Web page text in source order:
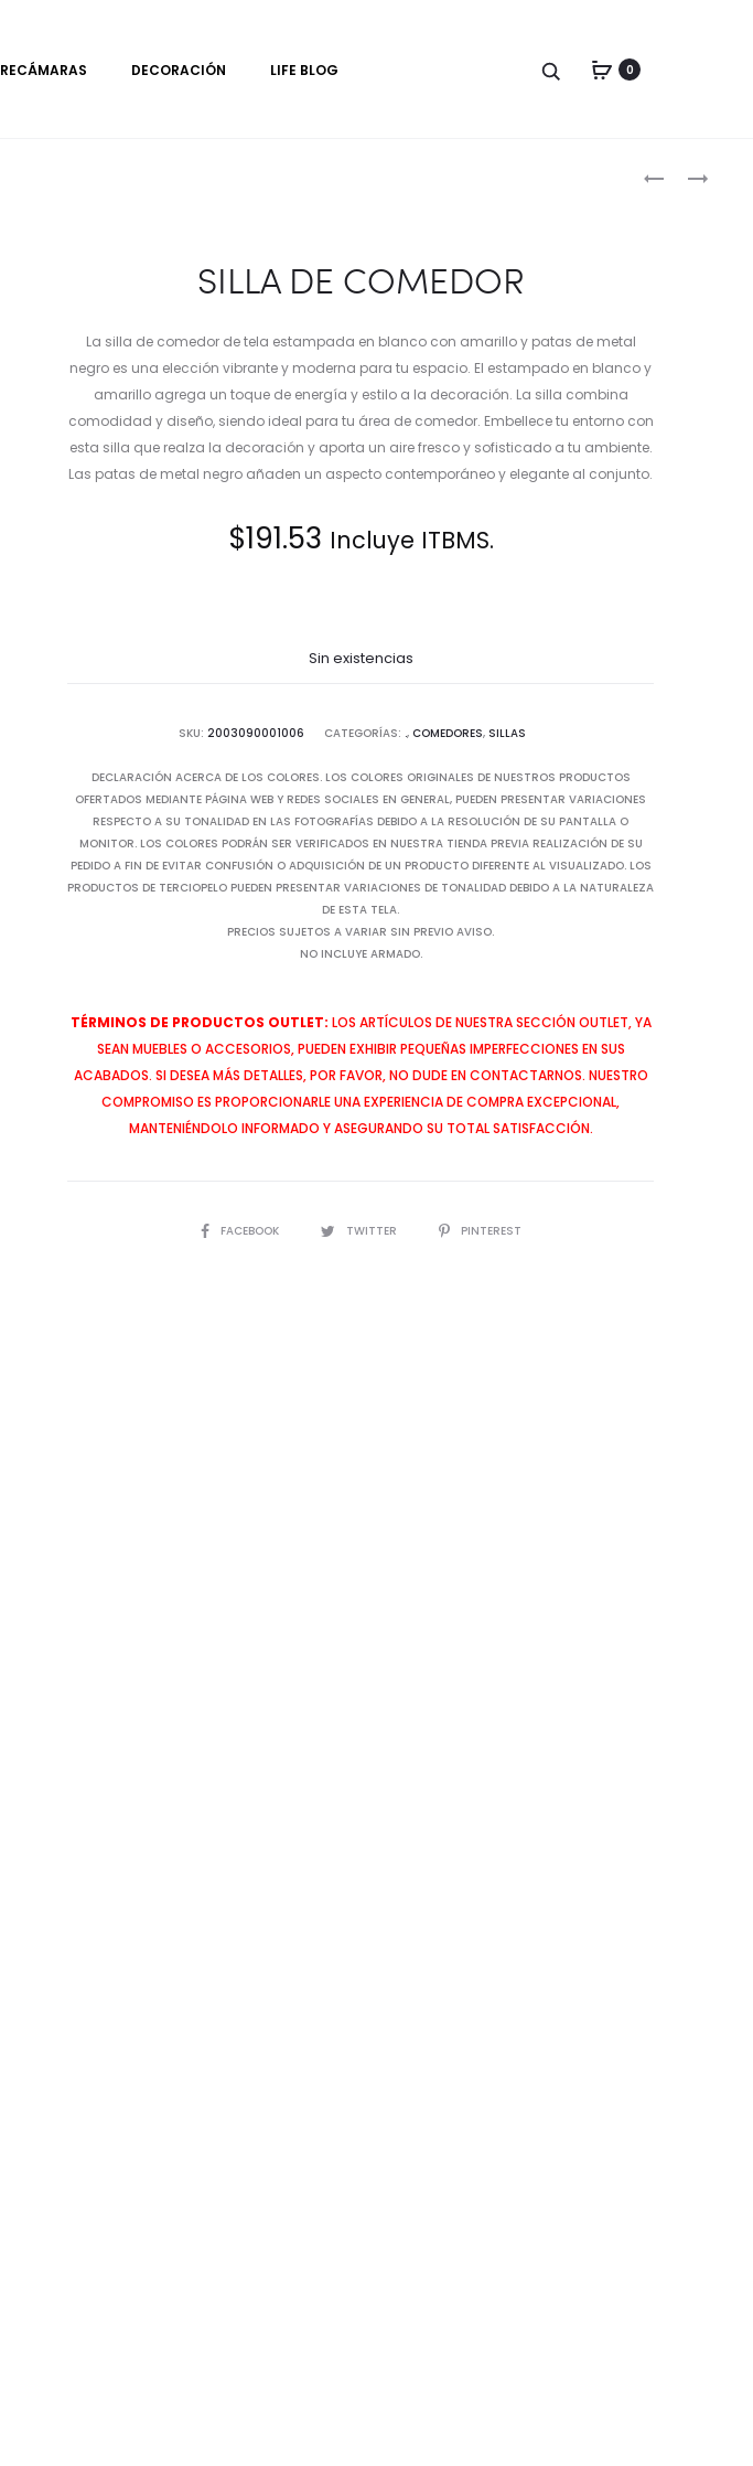
RECÁMARAS DECORACIÓN LIFE BLOG 0
SILLA DE COMEDOR
La silla de comedor de tela estampada en blanco con amarillo y patas de metal
negro es una elección vibrante y moderna para tu espacio. El estampado en blanco y
amarillo agrega un toque de energía y estilo a la decoración. La silla combina
comodidad y diseño, siendo ideal para tu área de comedor. Embellece tu entorno con
esta silla que realza la decoración y aporta un aire fresco y sofisticado a tu ambiente.
Las patas de metal negro añaden un aspecto contemporáneo y elegante al conjunto.
$191.53 Incluye ITBMS.
Sin existencias
SKU: 2003090001006 CATEGORÍAS: ., COMEDORES, SILLAS
DECLARACIÓN ACERCA DE LOS COLORES. LOS COLORES ORIGINALES DE NUESTROS PRODUCTOS
OFERTADOS MEDIANTE PÁGINA WEB Y REDES SOCIALES EN GENERAL, PUEDEN PRESENTAR VARIACIONES
RESPECTO A SU TONALIDAD EN LAS FOTOGRAFÍAS DEBIDO A LA RESOLUCIÓN DE SU PANTALLA O
MONITOR. LOS COLORES PODRÁN SER VERIFICADOS EN NUESTRA TIENDA PREVIA REALIZACIÓN DE SU
PEDIDO A FIN DE EVITAR CONFUSIÓN O ADQUISICIÓN DE UN PRODUCTO DIFERENTE AL VISUALIZADO. LOS
PRODUCTOS DE TERCIOPELO PUEDEN PRESENTAR VARIACIONES DE TONALIDAD DEBIDO A LA NATURALEZA
DE ESTA TELA.
PRECIOS SUJETOS A VARIAR SIN PREVIO AVISO.
NO INCLUYE ARMADO.
TÉRMINOS DE PRODUCTOS OUTLET: LOS ARTÍCULOS DE NUESTRA SECCIÓN OUTLET, YA
SEAN MUEBLES O ACCESORIOS, PUEDEN EXHIBIR PEQUEÑAS IMPERFECCIONES EN SUS
ACABADOS. SI DESEA MÁS DETALLES, POR FAVOR, NO DUDE EN CONTACTARNOS. NUESTRO
COMPROMISO ES PROPORCIONARLE UNA EXPERIENCIA DE COMPRA EXCEPCIONAL,
MANTENIÉNDOLO INFORMADO Y ASEGURANDO SU TOTAL SATISFACCIÓN.
SHAREFACEBOOK TWITTER PINTEREST